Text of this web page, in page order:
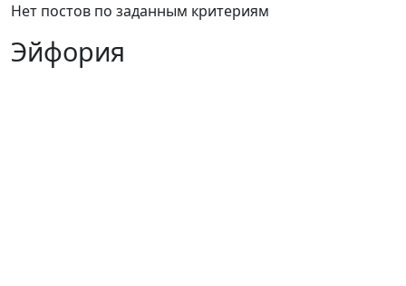
Нет постов по заданным критериям
Эйфория